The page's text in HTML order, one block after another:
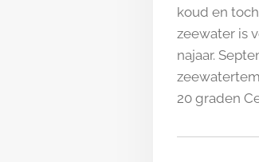
koud en
zeewater is
najaar.
20 graden